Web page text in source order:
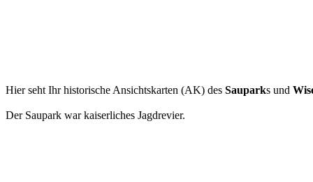
Hier seht Ihr historische Ansichtskarten (AK) des Sauparks und
Der Saupark war kaiserliches Jagdrevier.